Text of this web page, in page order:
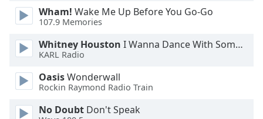
Font
Size
Text
Edge
Wham! Wake Me Up Before You Go-Go
107.9 Memories
Whitney Houston I Wanna Dance With Somebody
KARL Radio
OasisWonderwall
Rockin Raymond Radio Train
No Doubt Don't Speak